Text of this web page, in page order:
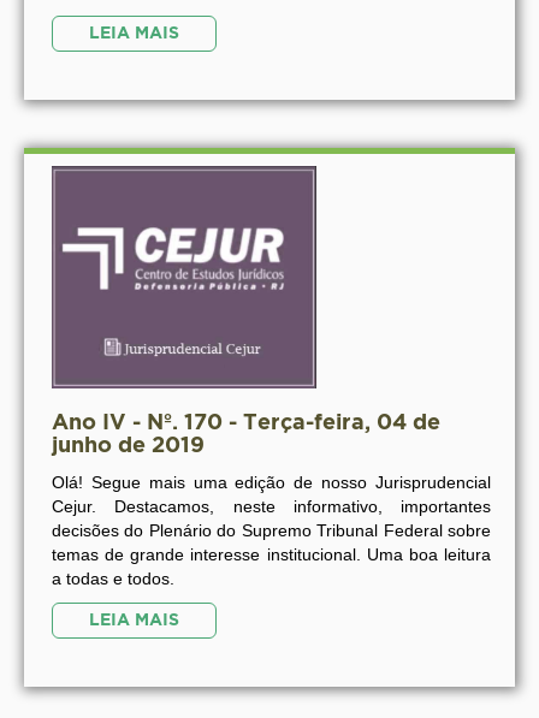
LEIA MAIS
Ano IV - Nº. 170 - Terça-feira, 04 de
junho de 2019
Olá! Segue mais uma edição de nosso Jurisprudencial
Cejur. Destacamos, neste informativo, importantes
decisões do Plenário do Supremo Tribunal Federal sobre
temas de grande interesse institucional. Uma boa leitura
a todas e todos.
LEIA MAIS